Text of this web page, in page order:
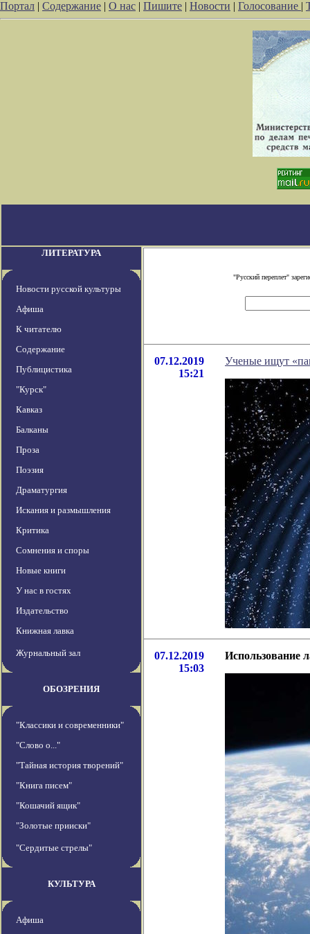
Портал | Содержание | О нас | Пишите | Новости | Голосование |
ЛИТЕРАТУРА
Новости русской культуры
Афиша
К читателю
Содержание
Публицистика
"Курск"
Кавказ
Балканы
Проза
Поэзия
Драматургия
Искания и размышления
Критика
Сомнения и споры
Новые книги
У нас в гостях
Издательство
Книжная лавка
Журнальный зал
ОБОЗРЕНИЯ
"Классики и современники"
"Слово о..."
"Тайная история творений"
"Книга писем"
"Кошачий ящик"
"Золотые прииски"
"Сердитые стрелы"
КУЛЬТУРА
Афиша
"Русский переплет"
07.12.2019
15:21
Ученые ищут
07.12.2019
15:03
Использование